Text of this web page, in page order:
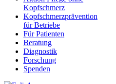
Kopfschmerz
Kopfschmerzprävention
für Betriebe
Für Patienten
Beratung
Diagnostik
Forschung
Spenden